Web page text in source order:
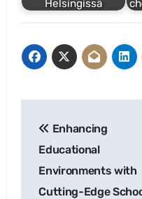
Helsingissä
navigation
Enhancing
Educational
Environments with
Cutting-Edge